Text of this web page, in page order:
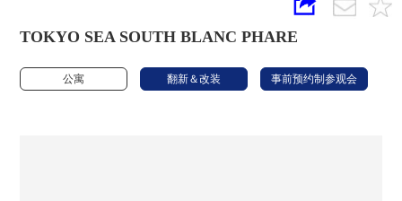
TOKYO SEA SOUTH BLANC PHARE
公寓 翻新＆改装 事前预约制参观会